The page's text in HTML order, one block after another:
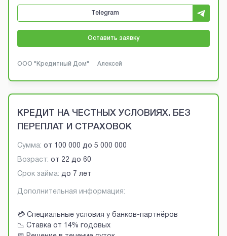
Telegram
Оставить заявку
ООО "Кредитный Дом" Алексей
КРЕДИТ НА ЧЕСТНЫХ УСЛОВИЯХ. БЕЗ
ПЕРЕПЛАТ И СТРАХОВОК
Сумма: от 100 000 до 5 000 000
Возраст: от 22 до 60
Срок займа: до 7 лет
Дополнительная информация:
💳 Специальные условия у банков-партнёров
📉 Ставка от 14% годовых